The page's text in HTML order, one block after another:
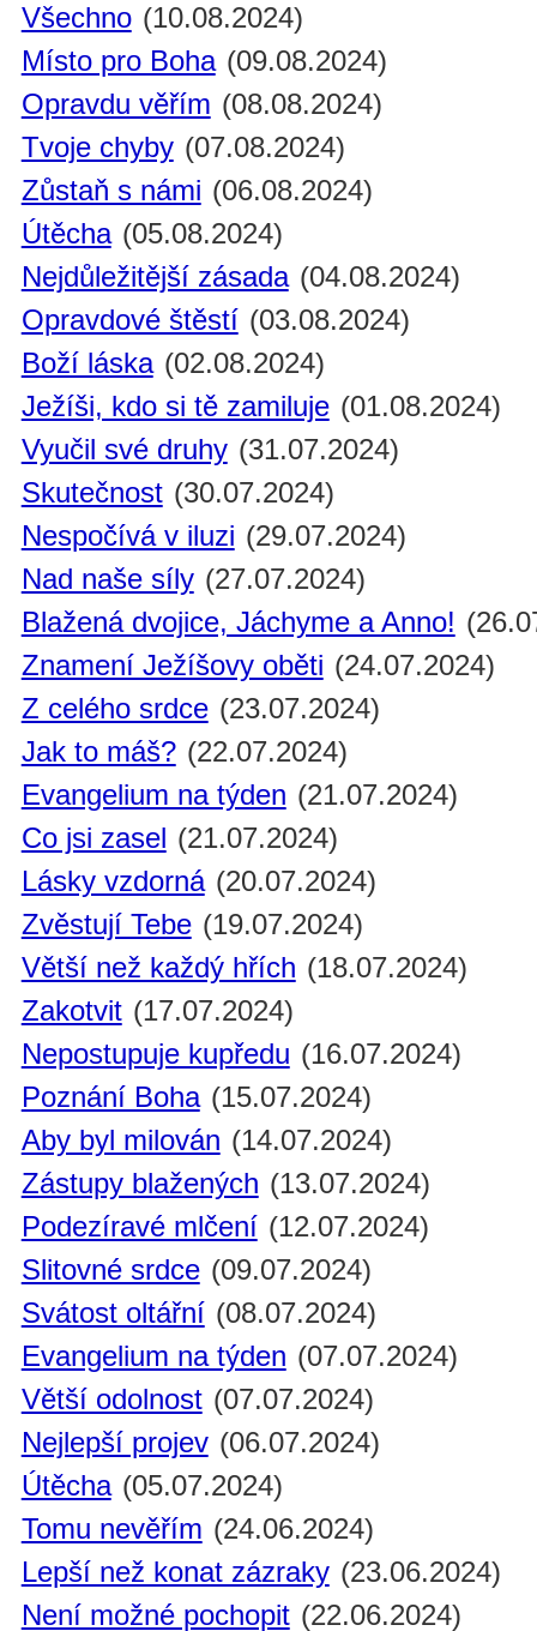
Všechno (10.08.2024)
Místo pro Boha (09.08.2024)
Opravdu věřím (08.08.2024)
Tvoje chyby (07.08.2024)
Zůstaň s námi (06.08.2024)
Útěcha (05.08.2024)
Nejdůležitější zásada (04.08.2024)
Opravdové štěstí (03.08.2024)
Boží láska (02.08.2024)
Ježíši, kdo si tě zamiluje (01.08.2024)
Vyučil své druhy (31.07.2024)
Skutečnost (30.07.2024)
Nespočívá v iluzi (29.07.2024)
Nad naše síly (27.07.2024)
Blažená dvojice, Jáchyme a Anno!
Znamení Ježíšovy oběti (24.07.2024)
Z celého srdce (23.07.2024)
Jak to máš? (22.07.2024)
Evangelium na týden (21.07.2024)
Co jsi zasel (21.07.2024)
Lásky vzdorná (20.07.2024)
Zvěstují Tebe (19.07.2024)
Větší než každý hřích (18.07.2024)
Zakotvit (17.07.2024)
Nepostupuje kupředu (16.07.2024)
Poznání Boha (15.07.2024)
Aby byl milován (14.07.2024)
Zástupy blažených (13.07.2024)
Podezíravé mlčení (12.07.2024)
Slitovné srdce (09.07.2024)
Svátost oltářní (08.07.2024)
Evangelium na týden (07.07.2024)
Větší odolnost (07.07.2024)
Nejlepší projev (06.07.2024)
Útěcha (05.07.2024)
Tomu nevěřím (24.06.2024)
Lepší než konat zázraky (23.06.2024)
Není možné pochopit (22.06.2024)